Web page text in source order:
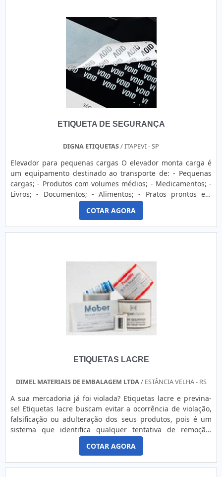
ineficazes. Assim, é possível poupar gastos
desnecessários.ALGUNS DETALHES SOBRE GRÁFICA DE
ROTULOS E ETIQUETASQuem quer achar gráfica de rótulos
e etiquetas altamente qualificada, encontra na internet a
Tecnotag. É possível encontrar rótulos autoadesivos e
rótulos para identificação de produtos, disponibilizando
tudo que há de mais atual para garantir a qualidade final
para cada cliente.Discorrendo ainda sobre gráfica de
rotulos e etiquetas, deve-se ter a exatidão em orçar com
ótima qualidade e excelente custo-benefício, detalhes que
os clientes.Existem muitas formas diferentes de demonstrar
os motivos pelos quais a Tecnotag é referência quando
buscar por gráfica de rótulos e etiquetas: Comprometida
com os serviços; Responsável; Altamente qualificada;
Inovadora; Segura. MAIS INFORMAÇÕES INTERESSANTES
SOBRE A ORGANIZAÇÃOSomente na Tecnotag existe o que
há de melhor em gráfica de rótulos e etiquetas. É possível
encontrar uma grande variedade no portfólio como rótulos
comprometida com os serviços e segura, padrões possíveis
por contar com escritório de alta qualidade onde são
realizadas as atividades e equipamentos flexográficos e
digitais. Tudo isso, somado a uma equipe multidisciplinar
de consultores associados e profissionais certificados,
comprova sua essência de trazer o melhor para todos os
ETIQUETA DE SEGURANÇA
DIGNA ETIQUETAS/ ITAPEVI - SP
Elevador para pequenas cargas O elevador monta carga é
um equipamento destinado ao transporte de: - Pequenas
cargas; - Produtos com volumes médios; - Medicamentos; -
Livros; - Documentos; - Alimentos; - Pratos prontos em
hotéis e restaurantes. Sua aplicação é dirigida para a
necessidade de transportar pequenas cargas a outros
andares sem o contato direto com a movimentação de
pessoas para prevenir contágio e manter a integridade dos
COTAR AGORA
ETIQUETAS LACRE
DIMEL MATERIAIS DE EMBALAGEM LTDA/ ESTÂNCIA VELHA - RS
A sua mercadoria já foi violada? Etiquetas lacre e previna-
se! Etiquetas lacre buscam evitar a ocorrência de violação,
falsificação ou adulteração dos seus produtos, pois é um
sistema que identifica qualquer tentativa de remoção,
rasgando a etiqueta na superfície que foi aplicada tornando
impossível sua recolocação. A Dimel desenvolve as
etiquetas lacre de acordo com a necessidade e aplicação do
cliente. ....
COTAR AGORA